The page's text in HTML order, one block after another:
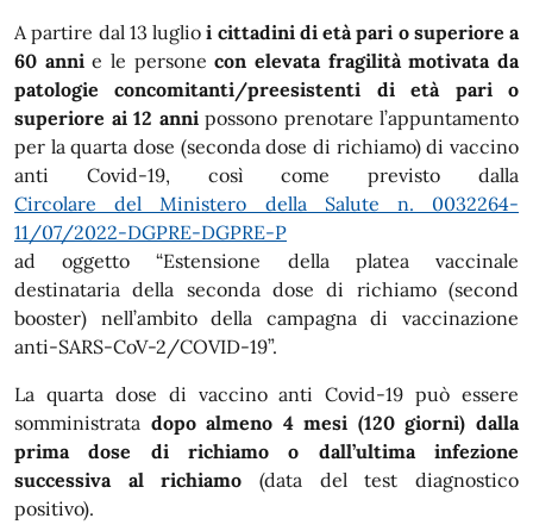
A partire dal 13 luglioi cittadini di età pari o superiore a
60 annie le personecon elevata fragilità motivata da
patologie concomitanti/preesistenti di età pari o
superiore ai 12 anni possono prenotare l’appuntamento
per la quarta dose (seconda dose di richiamo) di vaccino
anti Covid-19, così come previsto dalla
Circolare del Ministero della Salute n. 0032264-
11/07/2022-DGPRE-DGPRE-P
ad oggetto “Estensione della platea vaccinale
destinataria della seconda dose di richiamo (second
booster) nell’ambito della campagna di vaccinazione
anti-SARS-CoV-2/COVID-19”.
La quarta dose di vaccino anti Covid-19 può essere
somministrata dopo almeno 4 mesi (120 giorni) dalla
prima dose di richiamo o dall’ultima infezione
successiva al richiamo (data del test diagnostico
positivo).